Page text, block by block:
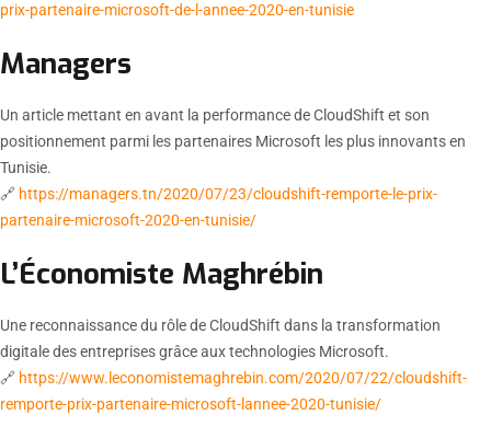
prix-partenaire-microsoft-de-l-annee-2020-en-tunisie
Managers
Un article mettant en avant la performance de CloudShift et son
positionnement parmi les partenaires Microsoft les plus innovants en
Tunisie.
🔗 https://managers.tn/2020/07/23/cloudshift-remporte-le-prix-
partenaire-microsoft-2020-en-tunisie/
L’Économiste Maghrébin
Une reconnaissance du rôle de CloudShift dans la transformation
digitale des entreprises grâce aux technologies Microsoft.
🔗 https://www.leconomistemaghrebin.com/2020/07/22/cloudshift-
remporte-prix-partenaire-microsoft-lannee-2020-tunisie/